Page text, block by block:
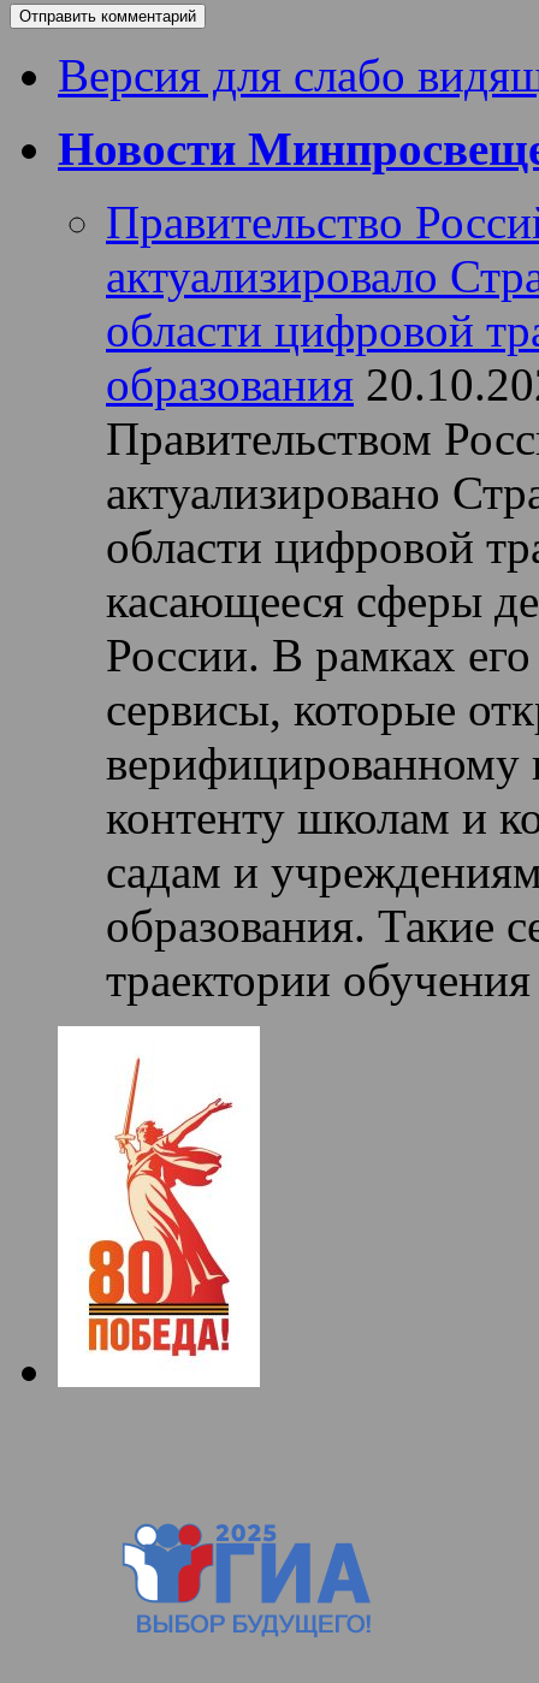
Версия для слабо
Новости
Правительство
актуализировало
области цифровой
образования
Правительством
актуализировано
области цифровой
касающееся сферы
России. В рамках
сервисы, которые
верифицированному
контенту школам и
садам и
образования. Такие
траектории